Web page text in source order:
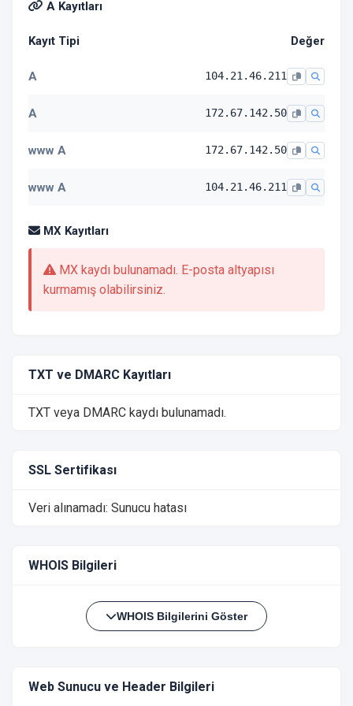
A Kayıtları
Kayıt Tipi Değer
A 104.21.46.211
A 172.67.142.50
www A 172.67.142.50
www A 104.21.46.211
MX Kayıtları
MX kaydı bulunamadı. E-posta altyapısı
kurmamış olabilirsiniz.
TXT ve DMARC Kayıtları
TXT veya DMARC kaydı bulunamadı.
SSL Sertifikası
Veri alınamadı: Sunucu hatası
WHOIS Bilgileri
WHOIS Bilgilerini Göster
Web Sunucu ve Header Bilgileri